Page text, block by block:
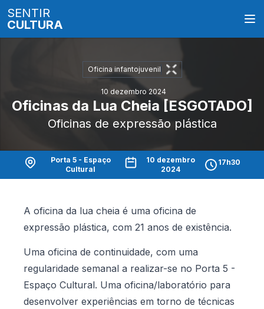
SENTIR
CULTURA
Oficina infantojuvenil
10 dezembro 2024
Oficinas da Lua Cheia [ESGOTADO]
Oficinas de expressão plástica
Porta 5 - Espaço
Cultural
10 dezembro
2024
17h30
A oficina da lua cheia é uma oficina de
expressão plástica, com 21 anos de existência.
Uma oficina de continuidade, com uma
regularidade semanal a realizar-se no Porta 5 -
Espaço Cultural. Uma oficina/laboratório para
desenvolver experiências em torno de técnicas